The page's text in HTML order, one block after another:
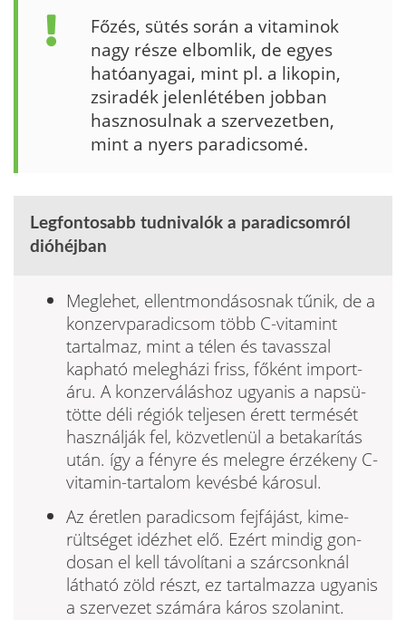
Főzés, sütés során a vitaminok
nagy része el­bomlik, de egyes
hatóanyagai, mint pl. a likopin,
zsiradék jelenlétében jobban
hasznosulnak a szervezetben,
mint a nyers paradicsomé.
Legfontosabb tudnivalók a paradicsomról
dióhéjban
Meglehet, ellentmondásosnak tűnik, de a
konzervparadicsom több C-vitamint
tartalmaz, mint a télen és tavasszal
kapható melegházi friss, főként import­
áru. A konzerváláshoz ugyanis a napsü­
tötte déli régiók teljesen érett termését
használják fel, közvetlenül a betakarítás
után. így a fényre és melegre érzékeny C-
vitamin-tartalom kevésbé károsul.
Az éretlen paradicsom fejfájást, kime­
rültséget idézhet elő. Ezért mindig gon­
dosan el kell távolítani a szárcsonknál
látható zöld részt, ez tartalmazza ugyanis
a szervezet számára káros szolanint.